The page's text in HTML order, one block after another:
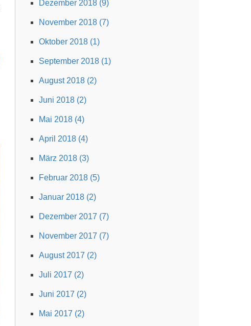
Dezember 2018 (9)
November 2018 (7)
Oktober 2018 (1)
September 2018 (1)
August 2018 (2)
Juni 2018 (2)
Mai 2018 (4)
April 2018 (4)
März 2018 (3)
Februar 2018 (5)
Januar 2018 (2)
Dezember 2017 (7)
November 2017 (7)
August 2017 (2)
Juli 2017 (2)
Juni 2017 (2)
Mai 2017 (2)